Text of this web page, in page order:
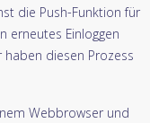
die Push-Funktion für
erneutes Einloggen
diesen Prozess
Webbrowser und